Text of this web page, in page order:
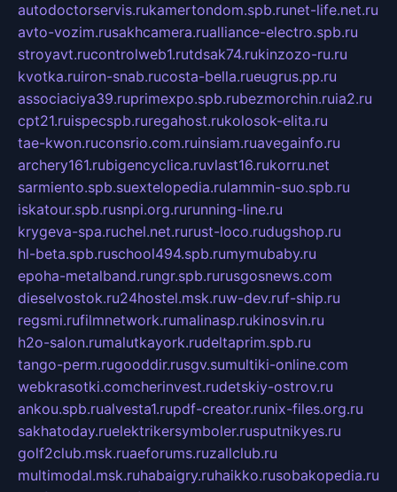
autodoctorservis.rukamertondom.spb.runet-life.net.ru
avto-vozim.rusakhcamera.rualliance-electro.spb.ru
stroyavt.rucontrolweb1.rutdsak74.rukinzozo-ru.ru
kvotka.ruiron-snab.rucosta-bella.rueugrus.pp.ru
associaciya39.ruprimexpo.spb.rubezmorchin.ruia2.ru
cpt21.ruispecspb.ruregahost.rukolosok-elita.ru
tae-kwon.ruconsrio.com.ruinsiam.ruavegainfo.ru
archery161.rubigencyclica.ruvlast16.rukorru.net
sarmiento.spb.suextelopedia.rulammin-suo.spb.ru
iskatour.spb.rusnpi.org.rurunning-line.ru
krygeva-spa.ruchel.net.rurust-loco.rudugshop.ru
hl-beta.spb.ruschool494.spb.rumymubaby.ru
epoha-metalband.rungr.spb.rurusgosnews.com
dieselvostok.ru24hostel.msk.ruw-dev.ruf-ship.ru
regsmi.rufilmnetwork.rumalinasp.rukinosvin.ru
h2o-salon.rumalutkayork.rudeltaprim.spb.ru
tango-perm.rugooddir.rusgv.sumultiki-online.com
webkrasotki.comcherinvest.rudetskiy-ostrov.ru
ankou.spb.rualvesta1.rupdf-creator.runix-files.org.ru
sakhatoday.ruelektrikersymboler.rusputnikyes.ru
golf2club.msk.ruaeforums.ruzallclub.ru
multimodal.msk.ruhabaigry.ruhaikko.rusobakopedia.ru